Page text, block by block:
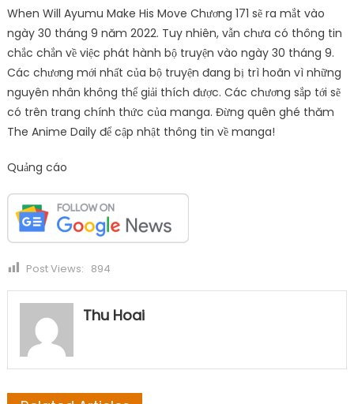
When Will Ayumu Make His Move Chương 171 sẽ ra mắt vào
ngày 30 tháng 9 năm 2022. Tuy nhiên, vẫn chưa có thông tin
chắc chắn về việc phát hành bộ truyện vào ngày 30 tháng 9.
Các chương mới nhất của bộ truyện đang bị trì hoãn vì những
nguyên nhân không thể giải thích được. Các chương sắp tới sẽ
có trên trang chính thức của manga. Đừng quên ghé thăm
The Anime Daily để cập nhật thông tin về manga!
Quảng cáo
Post Views: 894
Thu Hoai